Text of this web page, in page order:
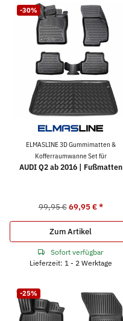
-30%
ELMASLINE 3D Gummimatten &
Kofferraumwanne Set für
AUDI Q2 ab 2016 | Fußmatten
99,95 € 69,95 €*
Zum Artikel
Sofort verfügbar
Lieferzeit: 1 - 2 Werktage
-25%